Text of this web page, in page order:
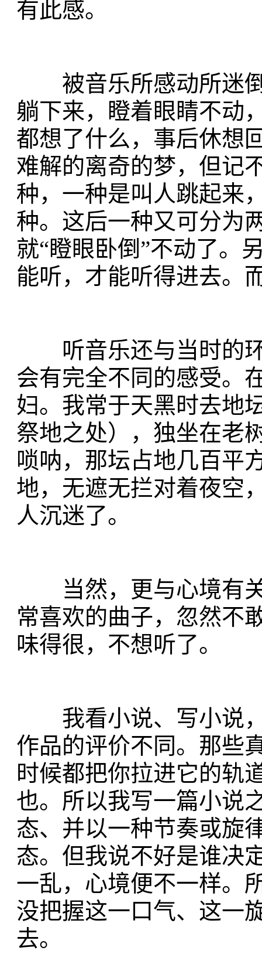
有此感。
被音乐所感动所迷倒
躺下来，瞪着眼睛不动
都想了什么，事后休想
难解的离奇的梦，但
种，一种是叫人跳起来
种。这后一种又可分为
就“瞪眼卧倒”不动了。
能听，才能听得进去。
听音乐还与当时的环
会有完全不同的感受。
妇。我常于天黑时去地
祭地之处），独坐在老
唢呐，那坛占地几百平
地，无遮无拦对着夜空
人沉迷了。
当然，更与心境有关
常喜欢的曲子，忽然不
味得很，不想听了。
我看小说、写小说，
作品的评价不同。那些
时候都把你拉进它的
也。所以我写一篇小说
态、并以一种节奏或旋
态。但我说不好是谁决
一乱，心境便不一样。
没把握这一口气、这一
去。